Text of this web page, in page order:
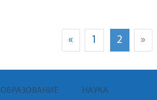
« 1 2 »
ОБРАЗОВАНИЕ НАУКА